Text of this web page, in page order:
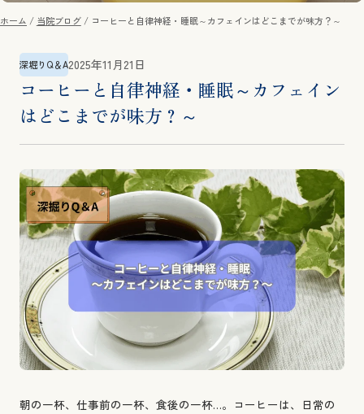
ホーム 当院ブログ コーヒーと自律神経・睡眠～カフェインはどこまでが味方？～
深堀りQ＆A2025年11月21日
コーヒーと自律神経・睡眠～カフェイン
はどこまでが味方？～
朝の一杯、仕事前の一杯、食後の一杯…。コーヒーは、日常の